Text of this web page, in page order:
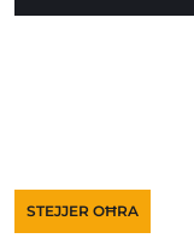
STEJJER OĦRA